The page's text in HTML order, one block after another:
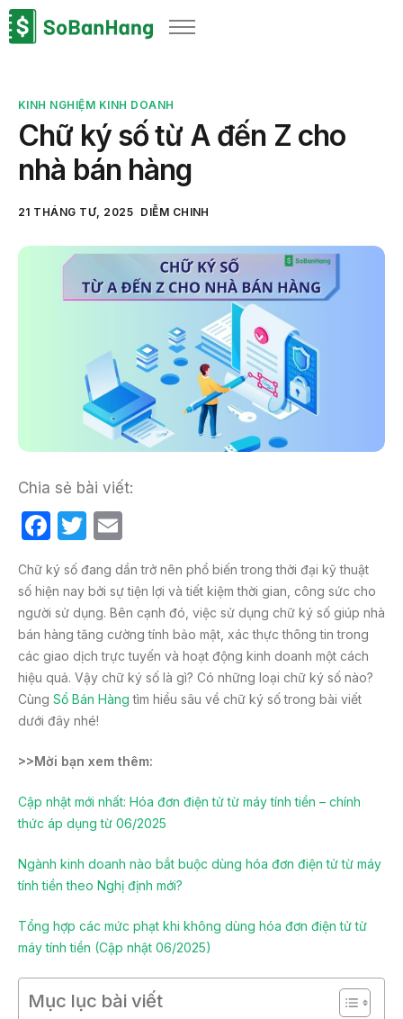
Sản phẩm
Bảng giá
Blog
Thông tin thuế
Về chúng tôi
KINH NGHIỆM KINH DOANH
Chữ ký số từ A đến Z cho
nhà bán hàng
21 THÁNG TƯ, 2025 DIỄM CHINH
Chia sẻ bài viết:
F
c
e
b
o
o
k
T
itt
er
m
ail
Chữ ký số đang dần trở nên phổ biến trong thời đại kỹ thuật
số hiện nay bởi sự tiện lợi và tiết kiệm thời gian, công sức cho
người sử dụng. Bên cạnh đó, việc sử dụng chữ ký số giúp nhà
bán hàng tăng cường tính bảo mật, xác thực thông tin trong
các giao dịch trực tuyến và hoạt động kinh doanh một cách
hiệu quả. Vậy chữ ký số là gì? Có những loại chữ ký số nào?
Cùng Sổ Bán Hàng tìm hiểu sâu về chữ ký số trong bài viết
dưới đây nhé!
>>Mời bạn xem thêm:
Cập nhật mới nhất: Hóa đơn điện tử từ máy tính tiền – chính
thức áp dụng từ 06/2025
Ngành kinh doanh nào bắt buộc dùng hóa đơn điện tử từ máy
tính tiền theo Nghị định mới?
Tổng hợp các mức phạt khi không dùng hóa đơn điện tử từ
máy tính tiền (Cập nhật 06/2025)
Mục lục bài viết